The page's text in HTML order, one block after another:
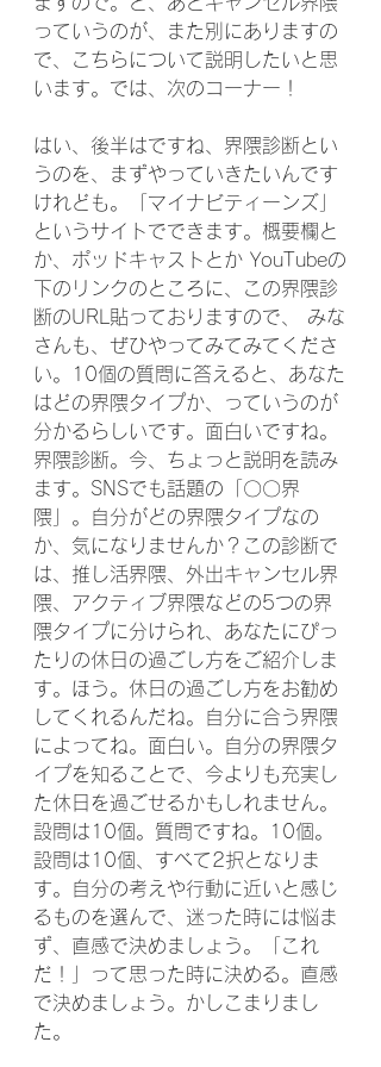
っていうのが、また別にありますの
で、こちらについて説明したいと思
います。では、次のコーナー！
はい、後半はですね、界隈診断とい
うのを、まずやっていきたいんです
けれども。「マイナビティーンズ」
というサイトでできます。概要欄と
か、ポッドキャストとか YouTubeの
下のリンクのところに、この界隈診
断のURL貼っておりますので、 みな
さんも、ぜひやってみてみてくださ
い。10個の質問に答えると、あなた
はどの界隈タイプか、っていうのが
分かるらしいです。面白いですね。
界隈診断。今、ちょっと説明を読み
ます。SNSでも話題の「〇〇界
隈」。自分がどの界隈タイプなの
か、気になりませんか？この診断で
は、推し活界隈、外出キャンセル界
隈、アクティブ界隈などの5つの界
隈タイプに分けられ、あなたにぴっ
たりの休日の過ごし方をご紹介しま
す。ほう。休日の過ごし方をお勧め
してくれるんだね。自分に合う界隈
によってね。面白い。自分の界隈タ
イプを知ることで、今よりも充実し
た休日を過ごせるかもしれません。
設問は10個。質問ですね。10個。
設問は10個、すべて2択となりま
す。自分の考えや行動に近いと感じ
るものを選んで、迷った時には悩ま
ず、直感で決めましょう。「これ
だ！」って思った時に決める。直感
で決めましょう。かしこまりまし
た。